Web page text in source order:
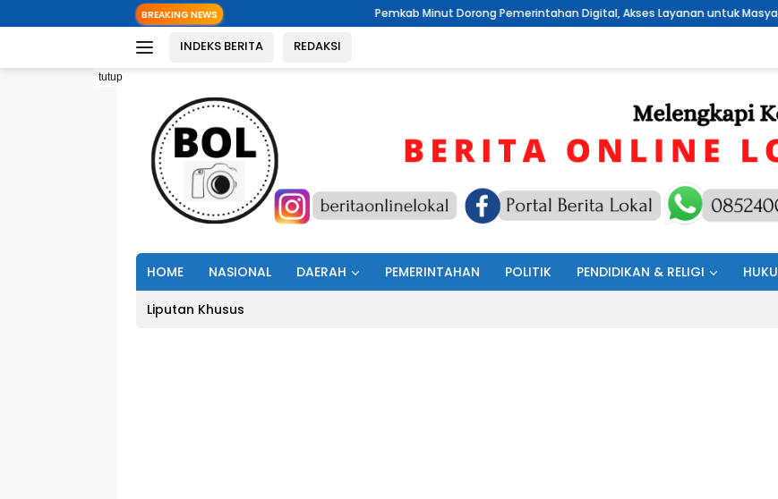
ke
BREAKING NEWS Pemkab Minut Dorong Pemerintahan Digital, Akses Layanan untuk Masyarakat
INDEKS BERITA REDAKSI
tutup
HOME NASIONAL DAERAH PEMERINTAHAN POLITIK PENDIDIKAN & RELIGI
Liputan Khusus